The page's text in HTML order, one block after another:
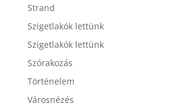
Strand
Szigetlakók lettünk
Szigetlakók lettünk
Szórakozás
Történelem
Városnézés